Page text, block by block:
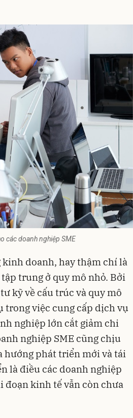
các doanh nghiệp SME
doanh, hay thậm chí là
trung ở quy mô nhỏ. Bởi
kỹ về cấu trúc và quy mô
trong việc cung cấp dịch vụ
nghiệp lớn cắt giảm chi
nghiệp SME cũng chịu
hướng phát triển mới và tái
là điều các doanh nghiệp
đoạn kinh tế vẫn còn chưa